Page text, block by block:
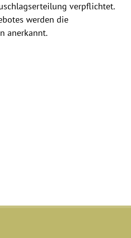
verpflichtet.
werden die
anerkannt.